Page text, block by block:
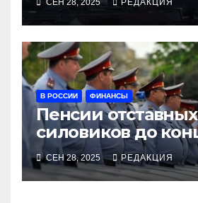
реакции»
В РОССИИ ФИНАНСЫ
Пенсии отставных
силовиков до
повысятся вместе
окладами
СЕН 28, 2025 РЕДАКЦИЯ